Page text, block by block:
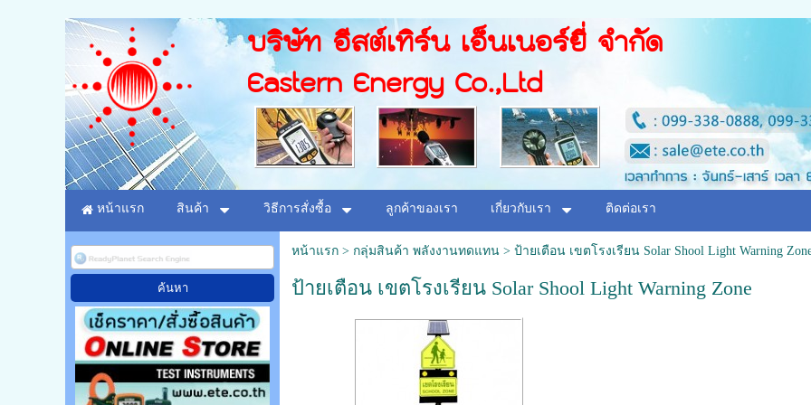
บริษัท อีสต์เทิร์น เอ็นเนอร์ยี่ จำกัด
Eastern Energy Co.,Ltd
หน้าแรก สินค้า วิธีการสั่งซื้อ ลูกค้าของเรา เกี่ยวกับเรา ติดต่อเรา
หน้าแรก> กลุ่มสินค้า พลังงานทดแทน> ป้ายเตือน เขตโรงเรียน Solar Shool Light Warning
ป้ายเตือน เขตโรงเรียน Solar Shool Light Warning Zone